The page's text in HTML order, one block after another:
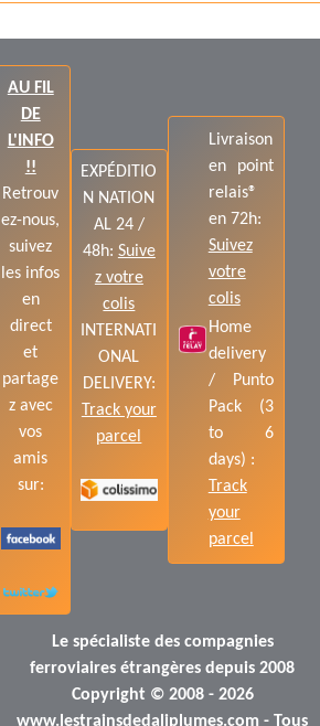
AU FIL
DE
L'INFO
!!
Retrouv
ez-nous,
suivez
les infos
en
direct
et
partage
z avec
vos
amis
sur:
EXPÉDITIO
N NATION
AL 24 /
48h: Suive
z votre
colis
INTERNATI
ONAL
DELIVERY:
Track your
parcel
Livraison
en point
relais®
en 72h:
Suivez
votre
colis
Home
delivery
/ Punto
Pack (3
to 6
days) :
Track
your
parcel
Le spécialiste des compagnies
ferroviaires étrangères depuis 2008
Copyright © 2008 - 2026
www.lestrainsdedaliplumes.com - Tous